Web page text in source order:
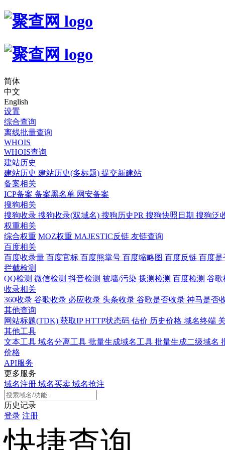
简体
中文
English
设置
综合查询
离线批量查询
WHOIS
WHOIS查询
建站历史
建站历史 建站历史(多标题) 提交新建站
备案相关
ICP备案 备案黑名单 网安备案
搜狗相关
搜狗收录 搜狗收录(双域名) 搜狗历史PR 搜狗快照日期 搜狗泛
权重相关
综合权重 MOZ权重 MAJESTIC反链 友链查询
百度相关
百度收录量 百度官标 百度熊掌号 百度缩略图 百度反链 百度
拦截检测
QQ检测 微信检测 抖音检测 被墙/污染 拨测检测 百度检测 谷
收录相关
360收录 谷歌收录 必应收录 头条收录 谷歌是否收录 神马是否
其他查询
网站标题(TDK) 获取IPHTTP状态码 估价 历史价格 域名终端
其他工具
文本工具 域名分离工具 批量生成域名工具 批量生成二级域名
价格
API服务
更多服务
域名注册 域名买卖 域名抢注
历史记录
登录 注册